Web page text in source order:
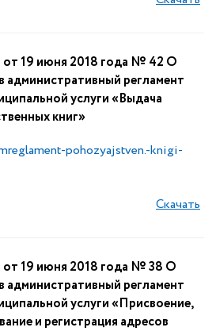
19 июня 2018 года № 42 О
административный регламент
услуги «Выдача
книг»
pohozyajstven.-knigi-
Скачать
19 июня 2018 года № 38 О
административный регламент
услуги «Присвоение,
и регистрация адресов